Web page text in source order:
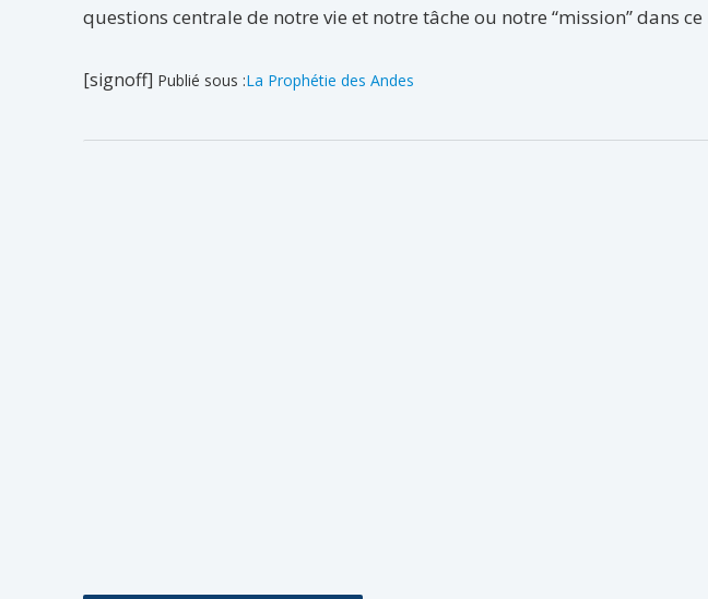
questions centrale de notre vie et notre tâche ou notre “mission” dans
[signoff] Publié sous :La Prophétie des Andes